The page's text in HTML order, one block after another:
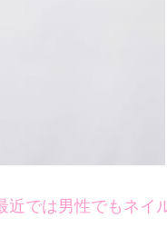
近では男性でもネイ